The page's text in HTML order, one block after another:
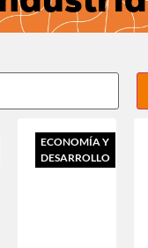
ECONOMÍA Y
DESARROLLO